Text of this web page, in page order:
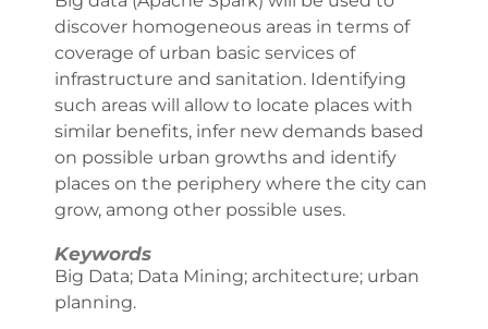
discover homogeneous areas in terms of
coverage of urban basic services of
infrastructure and sanitation. Identifying
such areas will allow to locate places with
similar benefits, infer new demands based
on possible urban growths and identify
places on the periphery where the city can
grow, among other possible uses.
Keywords
Big Data; Data Mining; architecture; urban
planning.